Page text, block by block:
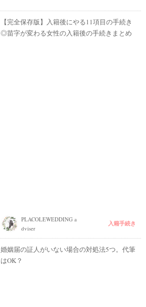
【完全保存版】入籍後にやる11項目の手続き
◎苗字が変わる女性の入籍後の手続きまとめ
PLACOLEWEDDING a
dviser
入籍手続き
婚姻届の証人がいない場合の対処法5つ。代筆
はOK？